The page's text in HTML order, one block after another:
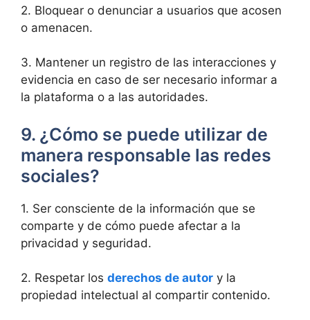
2. Bloquear o denunciar a usuarios que acosen
o amenacen.
3. Mantener un registro de las interacciones y
evidencia en caso de ser necesario informar a
la plataforma o a las autoridades.
9. ¿Cómo se puede utilizar de
manera responsable las redes
sociales?
1. Ser consciente de la información que se
comparte y de cómo puede afectar a la
privacidad y seguridad.
2. Respetar los derechos de autor y la
propiedad intelectual al compartir contenido.